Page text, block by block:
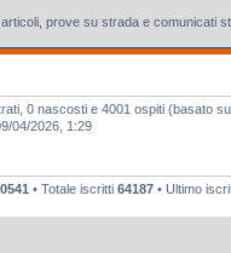
prove su strada e comunicati
0 nascosti e 4001 ospiti (basato
04/2026, 1:29
• Totale iscritti 64187 • Ultimo